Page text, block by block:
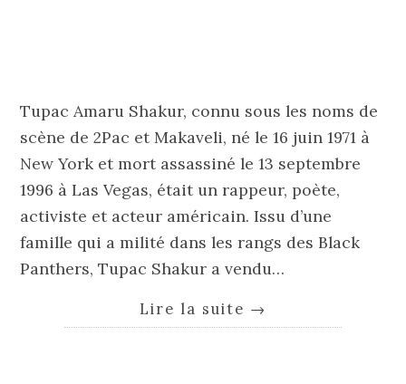
Tupac Amaru Shakur, connu sous les noms de
scène de 2Pac et Makaveli, né le 16 juin 1971 à
New York et mort assassiné le 13 septembre
1996 à Las Vegas, était un rappeur, poète,
activiste et acteur américain. Issu d’une
famille qui a milité dans les rangs des Black
Panthers, Tupac Shakur a vendu…
Lire la suite →